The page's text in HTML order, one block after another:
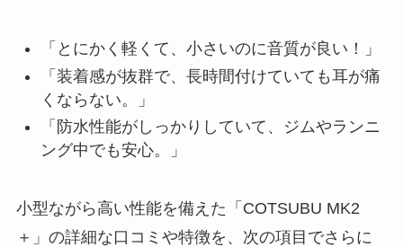
「とにかく軽くて、小さいのに音質が良い！」
「装着感が抜群で、長時間付けていても耳が痛
くならない。」
「防水性能がしっかりしていて、ジムやランニ
ング中でも安心。」
小型ながら高い性能を備えた「COTSUBU MK2
＋」の詳細な口コミや特徴を、次の項目でさらに